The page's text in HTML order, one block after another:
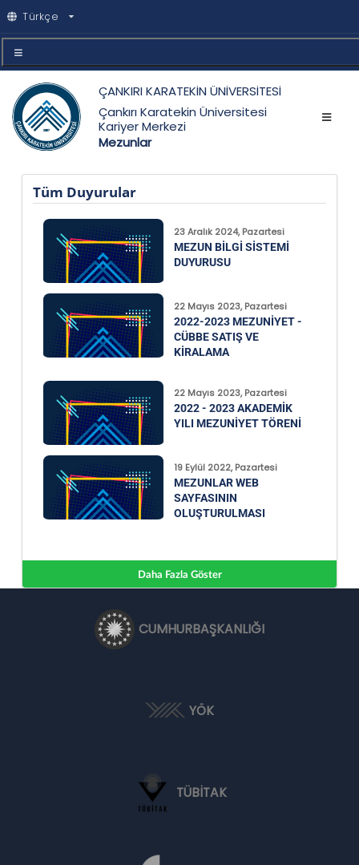
Türkçe
ÇANKIRI KARATEKİN ÜNİVERSİTESİ
Çankırı Karatekin Üniversitesi
Kariyer Merkezi
Mezunlar
Tüm Duyurular
23 Aralık 2024, Pazartesi
MEZUN BILGI SISTEMI
DUYURUSU
22 Mayıs 2023, Pazartesi
2022-2023 MEZUNIYET -
CÜBBE SATIŞ VE
KIRALAMA
22 Mayıs 2023, Pazartesi
2022 - 2023 AKADEMIK
YILI MEZUNIYET TÖRENI
19 Eylül 2022, Pazartesi
MEZUNLAR WEB
SAYFASININ
OLUŞTURULMASI
Daha Fazla Göster
CUMHURBAŞKANLIĞI
YÖK
TÜBİTAK